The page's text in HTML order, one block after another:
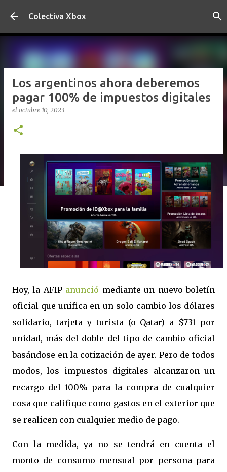
Ir al contenido principal
Colectiva Xbox
Los argentinos ahora deberemos
pagar 100% de impuestos digitales
el octubre 10, 2023
Hoy, la AFIP anunció mediante un nuevo boletín
oficial que unifica en un solo cambio los dólares
solidario, tarjeta y turista (o Qatar) a $731 por
unidad, más del doble del tipo de cambio oficial
basándose en la cotización de ayer. Pero de todos
modos, los impuestos digitales alcanzaron un
recargo del 100% para la compra de cualquier
cosa que califique como gastos en el exterior que
se realicen con cualquier medio de pago.
Con la medida, ya no se tendrá en cuenta el
monto de consumo mensual por persona para